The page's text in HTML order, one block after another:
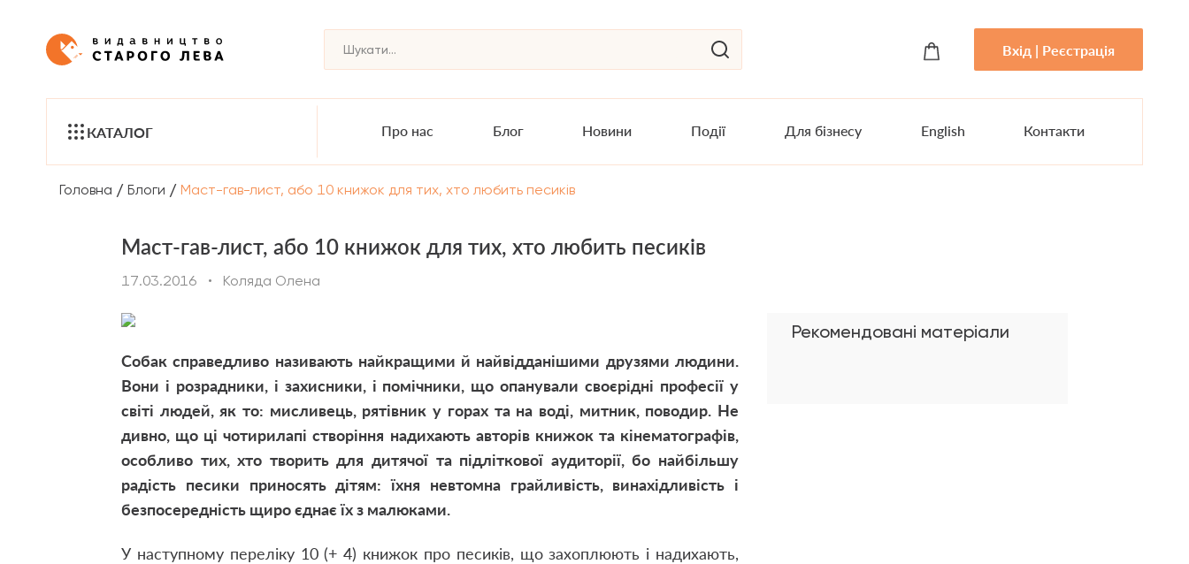
Вхід | Реєстрація
КАТАЛОГ Про нас Блог Новини Події Для бізнесу English Контакти
Головна / Блоги / Маст-гав-лист, або 10 книжок для тих, хто любить песиків
Маст-гав-лист, або 10 книжок для тих, хто любить песиків
17.03.2016 • Коляда Олена
Собак справедливо називають найкращими й найвідданішими друзями людини.
Вони і розрадники, і захисники, і помічники, що опанували своєрідні професії у
світі людей, як то: мисливець, рятівник у горах та на воді, митник, поводир. Не
дивно, що ці чотирилапі створіння надихають авторів книжок та кінематографів,
особливо тих, хто творить для дитячої та підліткової аудиторії, бо найбільшу
радість песики приносять дітям: їхня невтомна грайливість, винахідливість і
безпосередність щиро єднає їх з малюками.
У наступному переліку 10 (+ 4) книжок про песиків, що захоплюють і надихають,
Рекомендовані матеріали